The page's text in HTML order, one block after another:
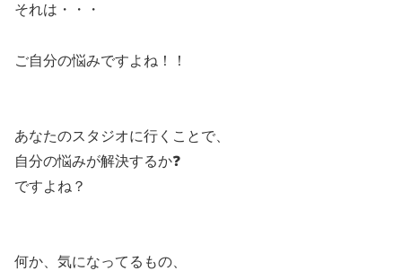
それは・・・
ご自分の悩みですよね！！
あなたのスタジオに行くことで、
自分の悩みが解決するか❓
ですよね？
何か、気になってるもの、